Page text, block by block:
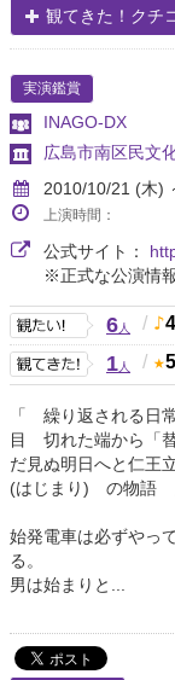
観てきた！クチ
実演鑑賞
INAGO-DX
広島市南区民文
2010/10/21 (木)
上演時間：
公式サイト：
※正式な公演情
6人 /
1人 /
「 繰り返される
目 切れた端から「
だ見ぬ明日へと仁
(はじまり) の物語
始発電車は必ずやっ
る。
男は始まりと...